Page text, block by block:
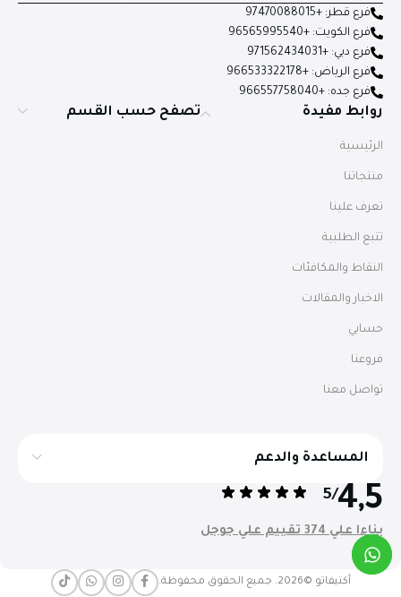
فرع قطر: +97470088015
فرع الكويت: +96565995540
فرع دبي: +971562434031
فرع الرياض: +966533322178
فرع جده: +966557758040
روابط مفيدة
الرئيسية
منتجاتنا
تعرف علينا
تتبع الطلبية
النقاط والمكافئات
الاخبار والمقالات
حسابي
فروعنا
تواصل معنا
تصفح حسب القسم
المساعدة والدعم
4,5
/5
بناءا علي 374 تقييم علي جوجل
أكتيفاتو ©2026. جميع الحقوق محفوظة.